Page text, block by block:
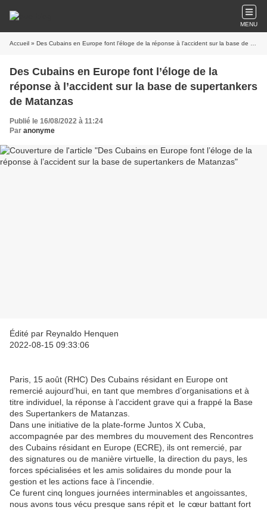
MENU
Accueil » Des Cubains en Europe font l’éloge de la réponse à l’accident sur la base de supertankers de Matanzas
Des Cubains en Europe font l’éloge de la
réponse à l’accident sur la base de supertankers
de Matanzas
Publié le 16/08/2022 à 11:24
Par anonyme
Édité par Reynaldo Henquen
2022-08-15 09:33:06
Paris, 15 août (RHC) Des Cubains résidant en Europe ont
remercié aujourd’hui, en tant que membres d’organisations et à
titre individuel, la réponse à l’accident grave qui a frappé la Base
des Supertankers de Matanzas.
Dans une initiative de la plate-forme Juntos X Cuba,
accompagnée par des membres du mouvement des Rencontres
des Cubains résidant en Europe (ECRE), ils ont remercié, par
des signatures ou de manière virtuelle, la direction du pays, les
forces spécialisées et les amis solidaires du monde pour la
gestion et les actions face à l’incendie.
Ce furent cinq longues journées interminables et angoissantes,
nous avons tous vécu presque sans répit et le cœur battant fort